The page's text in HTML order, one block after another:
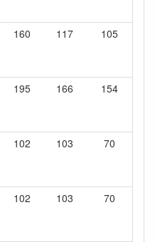
160 117 105
195 166 154
102 103 70
102 103 70